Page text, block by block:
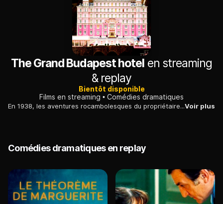
The Grand Budapest hotel en streaming
& replay
Bientôt disponible
Films en streaming
Comédies dramatiques
En 1938, les aventures rocambolesques du propriétaire d'un grand hôtel d'Europe centrale, en compagnie de son fidèle ami, employé comme concierge.Voir plus
Comédies dramatiques en replay